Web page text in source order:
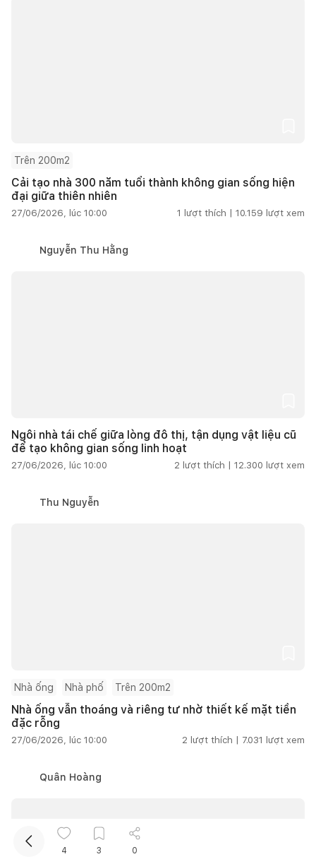
Trên 200m2
Cải tạo nhà 300 năm tuổi thành không gian sống hiện
đại giữa thiên nhiên
27/06/2026, lúc 10:00 1 lượt thích | 10.159 lượt xem
Nguyễn Thu Hằng
Ngôi nhà tái chế giữa lòng đô thị, tận dụng vật liệu cũ
để tạo không gian sống linh hoạt
27/06/2026, lúc 10:00 2 lượt thích | 12.300 lượt xem
Thu Nguyễn
Nhà ống Nhà phố Trên 200m2
Nhà ống vẫn thoáng và riêng tư nhờ thiết kế mặt tiền
đặc rỗng
27/06/2026, lúc 10:00 2 lượt thích | 7.031 lượt xem
Quân Hoàng
4 3 0
Kết nối thiết kế, thi công